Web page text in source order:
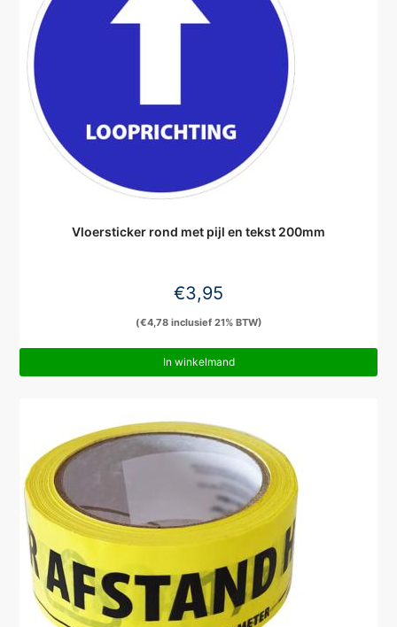
Vloersticker rond met pijl en tekst 200mm
€3,95
(€4,78inclusief 21% BTW)
In winkelmand